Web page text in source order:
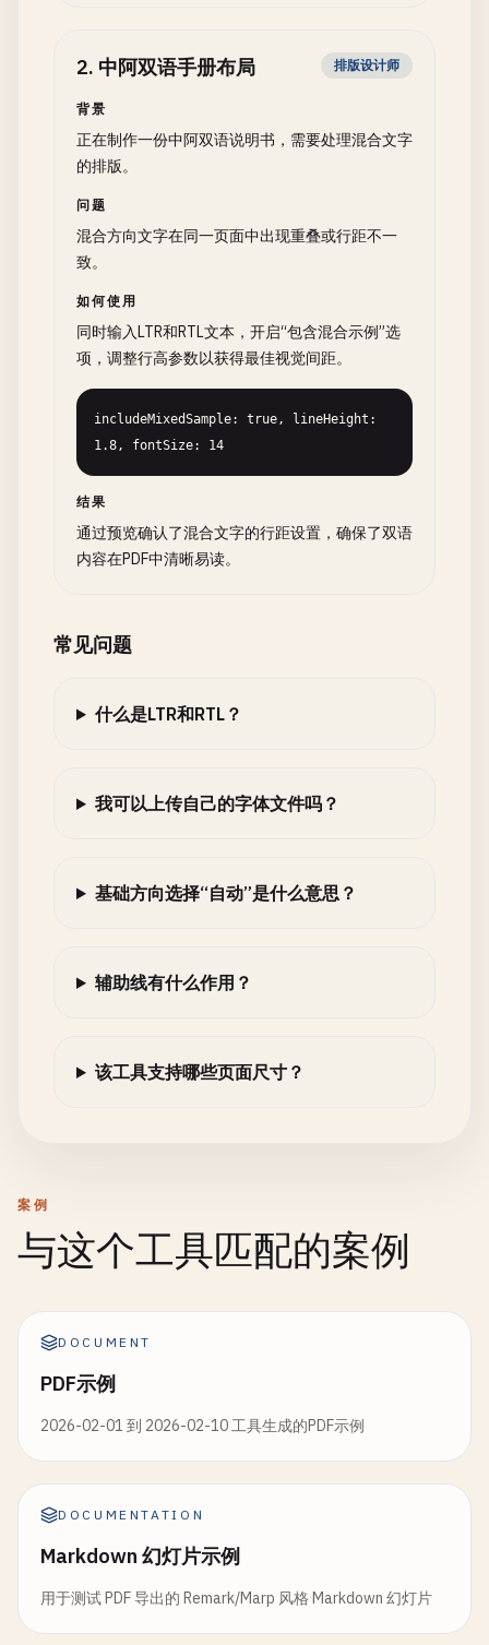
2. 中阿双语手册布局 排版设计师
背景
正在制作一份中阿双语说明书，需要处理混合文字
的排版。
问题
混合方向文字在同一页面中出现重叠或行距不一
致。
如何使用
同时输入LTR和RTL文本，开启“包含混合示例”选
项，调整行高参数以获得最佳视觉间距。
includeMixedSample: true, lineHeight:
1.8, fontSize: 14
结果
通过预览确认了混合文字的行距设置，确保了双语
内容在PDF中清晰易读。
常见问题
什么是LTR和RTL？
我可以上传自己的字体文件吗？
基础方向选择“自动”是什么意思？
辅助线有什么作用？
该工具支持哪些页面尺寸？
案例
与这个工具匹配的案例
DOCUMENT
PDF示例
2026-02-01 到 2026-02-10 工具生成的PDF示例
DOCUMENTATION
Markdown 幻灯片示例
用于测试 PDF 导出的 Remark/Marp 风格 Markdown 幻灯片